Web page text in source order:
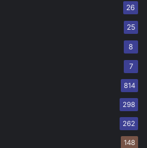
26
25
8
7
814
298
262
148